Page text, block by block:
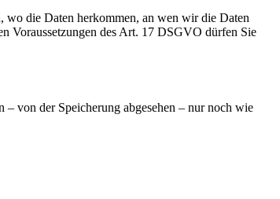
wo die Daten herkommen, an wen wir die Daten
Voraussetzungen des Art. 17 DSGVO dürfen Sie
von der Speicherung abgesehen – nur noch wie